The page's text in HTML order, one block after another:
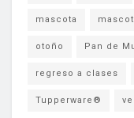
mascota
otoño Pan de
regreso a clases
Tupperware®